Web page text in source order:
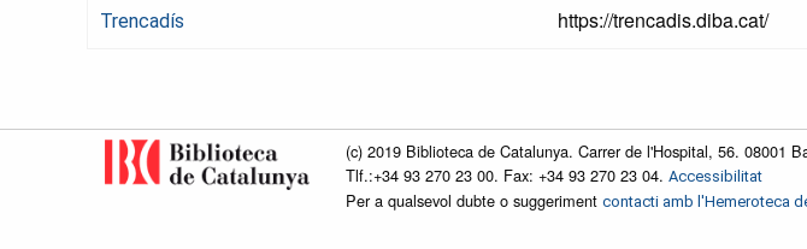
Trencadís https://trencadis.diba.cat/
(c) 2019 Biblioteca de Catalunya. Carrer de l'Hospital, 56. 08001
Tlf.:+34 93 270 23 00. Fax: +34 93 270 23 04. Accessibilitat
Per a qualsevol dubte o suggeriment contacti amb l'Hemeroteca